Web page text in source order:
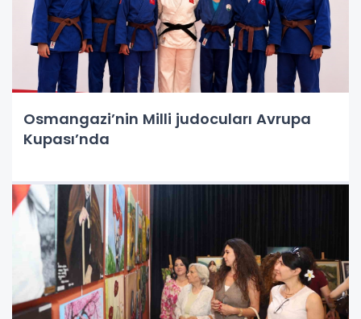
Osmangazi’nin Milli judocuları Avrupa
Kupası’nda